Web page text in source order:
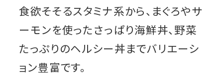
食欲そそるスタミナ系から、まぐろやサ
ーモンを使ったさっぱり海鮮丼、野菜
たっぷりのヘルシー丼までバリエーシ
ョン豊富です。